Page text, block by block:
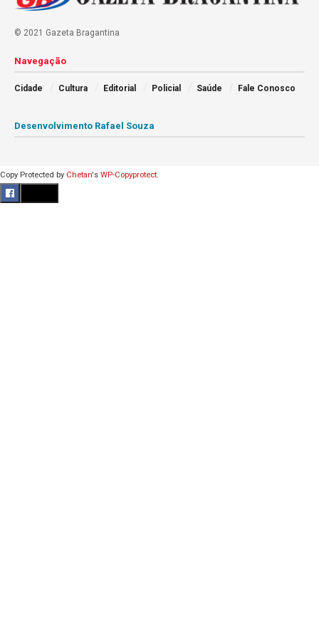
© 2021 Gazeta Bragantina
Navegação
Cidade Cultura Editorial Policial Saúde Fale Conosco
Desenvolvimento Rafael Souza
Copy Protected by Chetan's WP-Copyprotect.